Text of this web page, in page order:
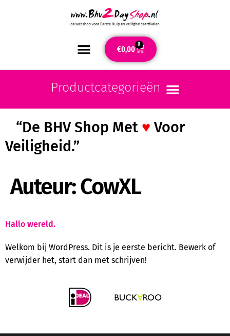
€0,00 0
“De BHV Shop Met ♥ Voor
Veiligheid.”
Auteur:CowXL
Hallo wereld.
Welkom bij WordPress. Dit is je eerste bericht. Bewerk of
verwijder het, start dan met schrijven!